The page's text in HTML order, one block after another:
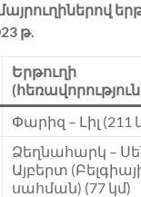
թ.
Երթուղի
Փարիզ – Լիլ (211
Ձեղնահարկ –
Այբերտ
սահման) (77 կմ)